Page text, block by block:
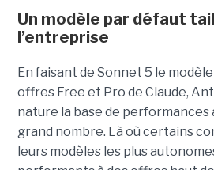
Un modèle par défaut
l’entreprise
En faisant de Sonnet 5 le
offres Free et Pro de Claude,
nature la base de performances
grand nombre. Là où certains
leurs modèles les plus